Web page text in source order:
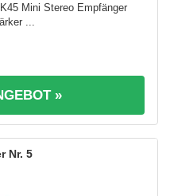
Mini Stereo Empfänger
...
»
5